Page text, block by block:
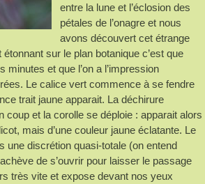
entre la lune et l’éclosion des
pétales de l’onagre et nous
avons découvert cet étrange
sur le plan botanique c’est que
minutes et que l’on a l’impression
Le calice vert commence à se fendre
trait jaune apparait. La déchirure
coup et la corolle se déploie : apparait alors
mais d’une couleur jaune éclatante. Le
une discrétion quasi-totale (on entend
de s’ouvrir pour laisser le passage
très vite et expose devant nos yeux